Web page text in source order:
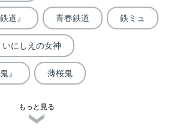
道』 青春鉄道 鉄ミュ
にしえの女神
』 薄桜鬼
もっと見る